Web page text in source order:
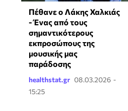
Πέθανε ο Λάκης Χαλκιάς
- Ένας από τους
σημαντικότερους
εκπροσώπους της
μουσικής μας
παράδοσης
healthstat.gr 08.03.2026 -
15:25